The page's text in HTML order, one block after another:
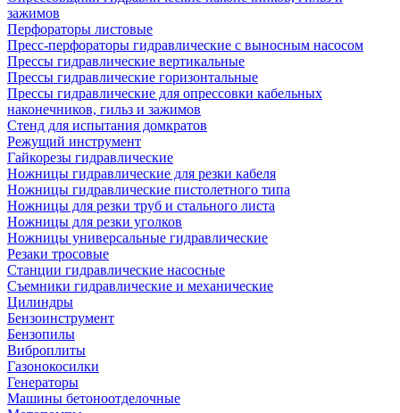
зажимов
Перфораторы листовые
Пресс-перфораторы гидравлические с выносным насосом
Прессы гидравлические вертикальные
Прессы гидравлические горизонтальные
Прессы гидравлические для опрессовки кабельных
наконечников, гильз и зажимов
Стенд для испытания домкратов
Режущий инструмент
Гайкорезы гидравлические
Ножницы гидравлические для резки кабеля
Ножницы гидравлические пистолетного типа
Ножницы для резки труб и стального листа
Ножницы для резки уголков
Ножницы универсальные гидравлические
Резаки тросовые
Станции гидравлические насосные
Съемники гидравлические и механические
Цилиндры
Бензоинструмент
Бензопилы
Виброплиты
Газонокосилки
Генераторы
Машины бетоноотделочные